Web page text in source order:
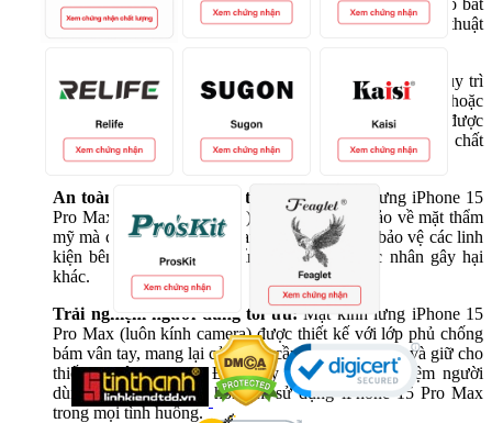
kỳ vấn đề nào phát sinh, bạn sẽ nhận được hỗ trợ kỹ thuật
chuyên nghiệp và nhanh chóng.
Duy trì giá trị thiết bị:Việc sử dụng linh kiện giúp duy trì
giá trị của iPhone, đặc biệt khi bạn có nhu cầu bán lại hoặc
trao đổi. Người mua thường đánh giá cao những thiết bị được
bảo trì và sửa chữa bằng linh kiện vì điều này đảm bảo chất
lượng và hiệu suất của sản phẩm.
An toàn và hiệu suất hoạt động:Mặt kính lưng iPhone 15
Pro Max (luôn kính camera) không chỉ đảm bảo về mặt thẩm
mỹ mà còn đóng vai trò quan trọng trong việc bảo vệ các linh
kiện bên trong khỏi bụi bẩn, nước và các tác nhân gây hại
khác.
Trải nghiệm người dùng tối ưu: Mặt kính lưng iPhone 15
Pro Max (luôn kính camera) được thiết kế với lớp phủ chống
bám vân tay, mang lại cảm giác cầm nắm thoải mái và giữ cho
thiết bị luôn sạch sẽ. Điều này cải thiện trải nghiệm người
dùng, giúp bạn tự tin hơn khi sử dụng iPhone 15 Pro Max
trong mọi tình huống.